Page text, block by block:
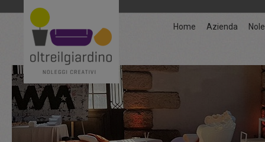
Home Azienda